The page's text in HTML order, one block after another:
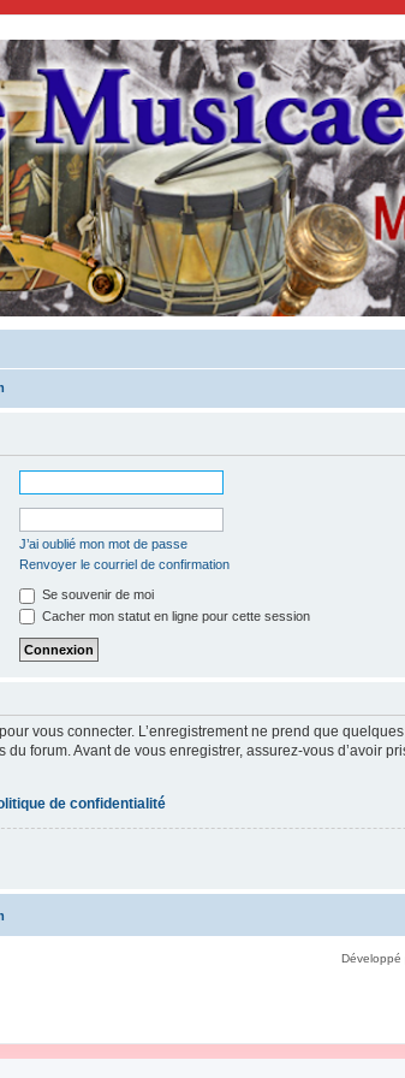
- Forums
J’ai oublié mon mot de passe
Renvoyer le courriel de confirmation
Se souvenir de moi
Cacher mon statut en ligne pour cette session
vous connecter. L’enregistrement ne prend que
forum. Avant de vous enregistrer, assurez-vous d’avoir
de confidentialité
Développé